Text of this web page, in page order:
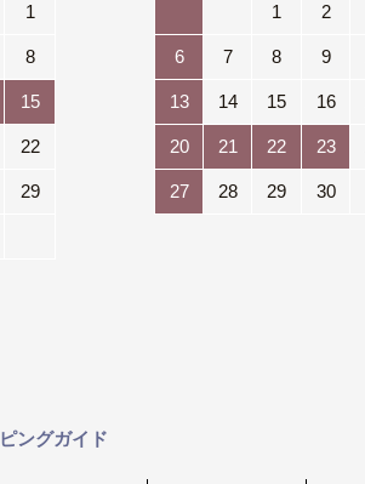
1
8
15
22
29
1 2
6 7 8 9
13 14 15 16
20 21 22 23
27 28 29 30
ングガイド